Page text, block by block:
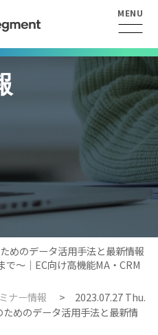
めのデータ活用手法と最新情報
〜｜EC向け高機能MA・CRM
ナー情報
2023.07.27 Thu.
めのデータ活用手法と最新情